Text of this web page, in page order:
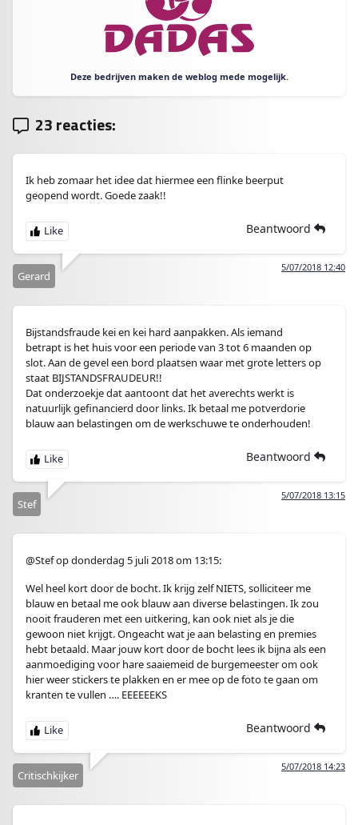
Deze bedrijven maken de weblog mede mogelijk.
23 reacties:
Ik heb zomaar het idee dat hiermee een flinke beerput
geopend wordt. Goede zaak!!
Beantwoord
5/07/2018 12:40
Gerard
Bijstandsfraude kei en kei hard aanpakken. Als iemand
betrapt is het huis voor een periode van 3 tot 6 maanden op
slot. Aan de gevel een bord plaatsen waar met grote letters op
staat BIJSTANDSFRAUDEUR!!
Dat onderzoekje dat aantoont dat het averechts werkt is
natuurlijk gefinancierd door links. Ik betaal me potverdorie
blauw aan belastingen om de werkschuwe te onderhouden!
Beantwoord
5/07/2018 13:15
Stef
@Stef op donderdag 5 juli 2018 om 13:15:
Wel heel kort door de bocht. Ik krijg zelf NIETS, solliciteer me
blauw en betaal me ook blauw aan diverse belastingen. Ik zou
nooit frauderen met een uitkering, kan ook niet als je die
gewoon niet krijgt. Ongeacht wat je aan belasting en premies
hebt betaald. Maar jouw kort door de bocht lees ik bijna als een
aanmoediging voor hare saaiemeid de burgemeester om ook
hier weer stickers te plakken en er mee op de foto te gaan om
kranten te vullen …. EEEEEEKS
Beantwoord
5/07/2018 14:23
Critischkijker